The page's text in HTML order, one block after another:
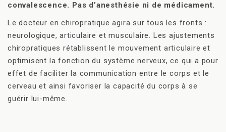
convalescence. Pas d’anesthésie ni de médicament.
Le docteur en chiropratique agira sur tous les fronts :
neurologique, articulaire et musculaire. Les ajustements
chiropratiques rétablissent le mouvement articulaire et
optimisent la fonction du système nerveux, ce qui a pour
effet de faciliter la communication entre le corps et le
cerveau et ainsi favoriser la capacité du corps à se
guérir lui-même.